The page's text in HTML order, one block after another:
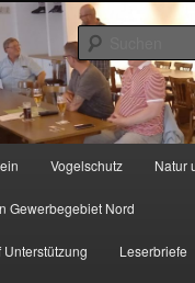
12/cropped-HGON_logo.jpg
Vogelschutz Natur
Gewerbegebiet Nord
Leserbriefe